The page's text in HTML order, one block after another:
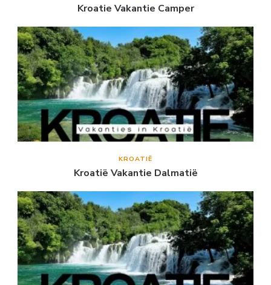
Kroatie Vakantie Camper
KROATIË
Kroatië Vakantie Dalmatië